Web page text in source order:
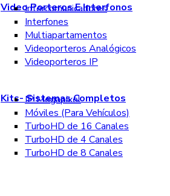
Video Porteros E Interfonos
Intercomunicadores
Interfones
Multiapartamentos
Videoporteros Analógicos
Videoporteros IP
Kits- Sistemas Completos
IP Megapixel
Móviles (Para Vehículos)
TurboHD de 16 Canales
TurboHD de 4 Canales
TurboHD de 8 Canales